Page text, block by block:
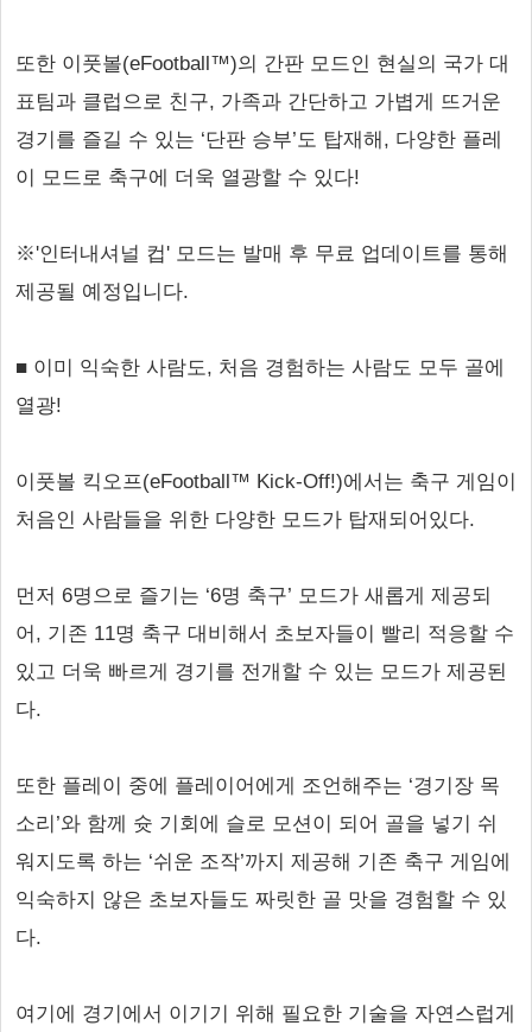
또한 이풋볼(eFootball™)의 간판 모드인 현실의 국가 대
표팀과 클럽으로 친구, 가족과 간단하고 가볍게 뜨거운
경기를 즐길 수 있는 ‘단판 승부’도 탑재해, 다양한 플레
이 모드로 축구에 더욱 열광할 수 있다!
※'인터내셔널 컵' 모드는 발매 후 무료 업데이트를 통해
제공될 예정입니다.
■ 이미 익숙한 사람도, 처음 경험하는 사람도 모두 골에
열광!
이풋볼 킥오프(eFootball™ Kick-Off!)에서는 축구 게임이
처음인 사람들을 위한 다양한 모드가 탑재되어있다.
먼저 6명으로 즐기는 ‘6명 축구’ 모드가 새롭게 제공되
어, 기존 11명 축구 대비해서 초보자들이 빨리 적응할 수
있고 더욱 빠르게 경기를 전개할 수 있는 모드가 제공된
다.
또한 플레이 중에 플레이어에게 조언해주는 ‘경기장 목
소리’와 함께 슛 기회에 슬로 모션이 되어 골을 넣기 쉬
워지도록 하는 ‘쉬운 조작’까지 제공해 기존 축구 게임에
익숙하지 않은 초보자들도 짜릿한 골 맛을 경험할 수 있
다.
여기에 경기에서 이기기 위해 필요한 기술을 자연스럽게